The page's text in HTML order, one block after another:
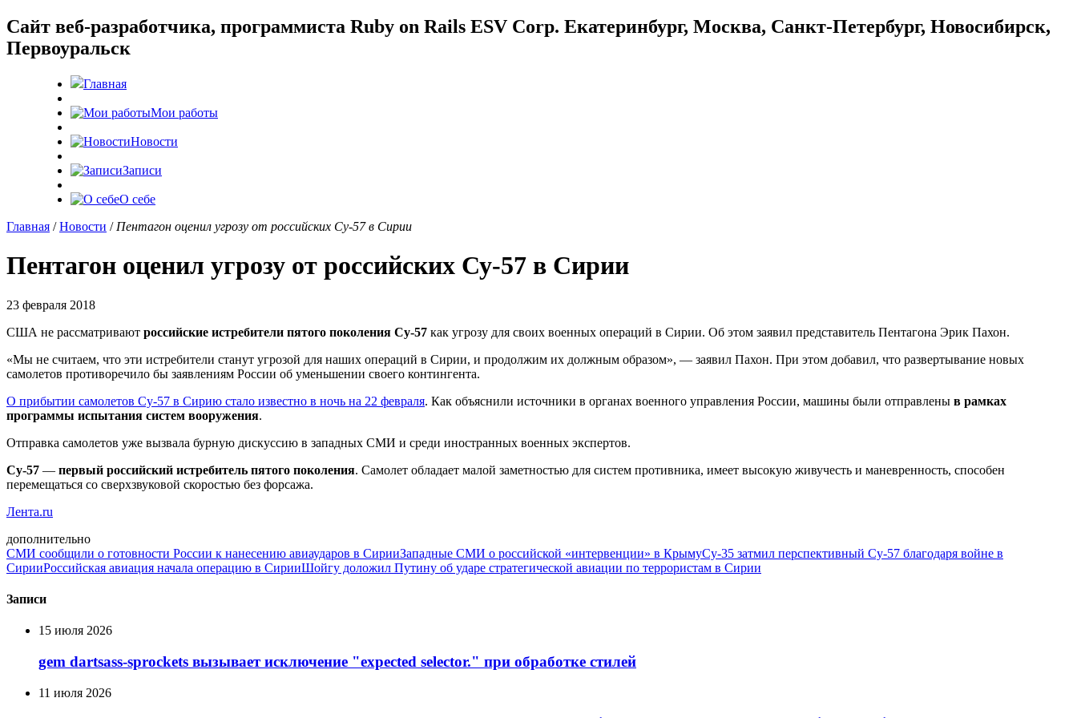
Cайт веб-разработчика, программиста Ruby on Rails ESV Corp. Екатеринбург, Москва, Санкт-Петербург, Новосибирск,
Первоуральск
Главная
Мои работы
Новости
Записи
О себе
Главная /Новости / Пентагон оценил угрозу от российских Су-57 в Сирии
Пентагон оценил угрозу от российских Су-57 в Сирии
23 февраля 2018
США не рассматривают российские истребители пятого поколения Су-57 как угрозу для своих военных операций в Сирии. Об этом заявил представитель Пентагона Эрик Пахон.
«Мы не считаем, что эти истребители станут угрозой для наших операций в Сирии, и продолжим их должным образом», — заявил Пахон. При этом добавил, что развертывание новых
самолетов противоречило бы заявлениям России об уменьшении своего контингента.
О прибытии самолетов Су-57 в Сирию стало известно в ночь на 22 февраля. Как объяснили источники в органах военного управления России, машины были отправлены в рамках
программы испытания систем вооружения.
Отправка самолетов уже вызвала бурную дискуссию в западных СМИ и среди иностранных военных экспертов.
Су-57 — первый российский истребитель пятого поколения. Самолет обладает малой заметностью для систем противника, имеет высокую живучесть и маневренность, способен
перемещаться со сверхзвуковой скоростью без форсажа.
Лента.ru
дополнительно
СМИ сообщили о готовности России к нанесению авиаударов в СирииЗападные СМИ о российской «интервенции» в КрымуСу-35 затмил перспективный Су-57 благодаря войне в
СирииРоссийская авиация начала операцию в СирииШойгу доложил Путину об ударе стратегической авиации по террористам в Сирии
Записи
15 июля 2026
gem dartsass-sprockets вызывает исключение "expected selector." при обработке стилей
11 июля 2026